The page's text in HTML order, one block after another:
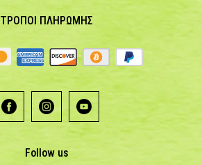
ΤΡΟΠΟΙ ΠΛΗΡΩΜΗΣ
Follow us